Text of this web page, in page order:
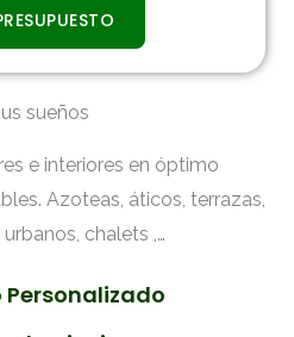
sueños
e interiores en óptimo
Azoteas, áticos, terrazas,
chalets ,…